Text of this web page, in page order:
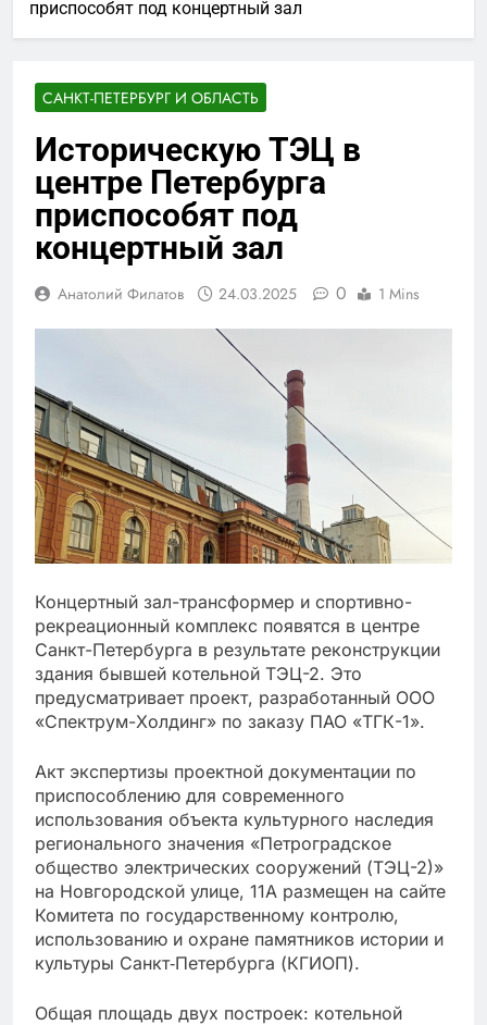
приспособят под концертный зал
САНКТ-ПЕТЕРБУРГ И ОБЛАСТЬ
Историческую ТЭЦ в
центре Петербурга
приспособят под
концертный зал
Анатолий Филатов 24.03.2025 0 1 Mins
Концертный зал-трансформер и спортивно-
рекреационный комплекс появятся в центре
Санкт-Петербурга в результате реконструкции
здания бывшей котельной ТЭЦ-2. Это
предусматривает проект, разработанный ООО
«Спектрум-Холдинг» по заказу ПАО «ТГК-1».
Акт экспертизы проектной документации по
приспособлению для современного
использования объекта культурного наследия
регионального значения «Петроградское
общество электрических сооружений (ТЭЦ-2)»
на Новгородской улице, 11А размещен на сайте
Комитета по государственному контролю,
использованию и охране памятников истории и
культуры Санкт‑Петербурга (КГИОП).
Общая площадь двух построек: котельной